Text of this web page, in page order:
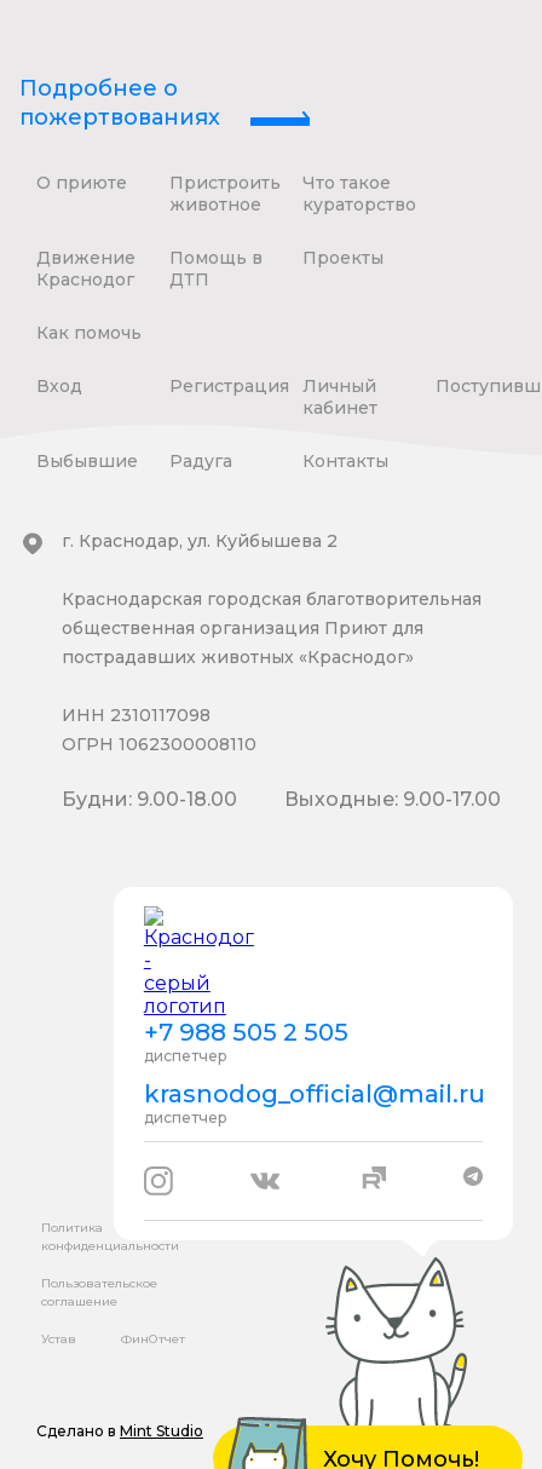
Хочу Помочь!
Подробнее о
пожертвованиях
О приюте
Пристроить
животное
Что такое
кураторство
Движение
Краснодог
Помощь в
ДТП
Проекты
Как помочь
Вход Регистрация
Личный
кабинет
Выбывшие Радуга Контакты
+7 988 505 2 505
диспетчер
krasnodog_official@mail.ru
диспетчер
г. Краснодар, ул. Куйбышева 2
Краснодарская городская благотворительная
общественная организация Приют для
пострадавших животных «Краснодог»
ИНН 2310117098
ОГРН 1062300008110
Будни: 9.00-18.00 Выходные: 9.00-17.00
Политика
конфиденциальности
Пользовательское
соглашение
Устав ФинОтчет
Сделано в Mint Studio